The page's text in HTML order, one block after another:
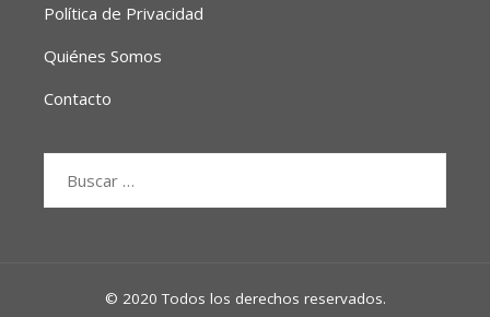
Política de Privacidad
Quiénes Somos
Contacto
© 2020 Todos los derechos reservados.